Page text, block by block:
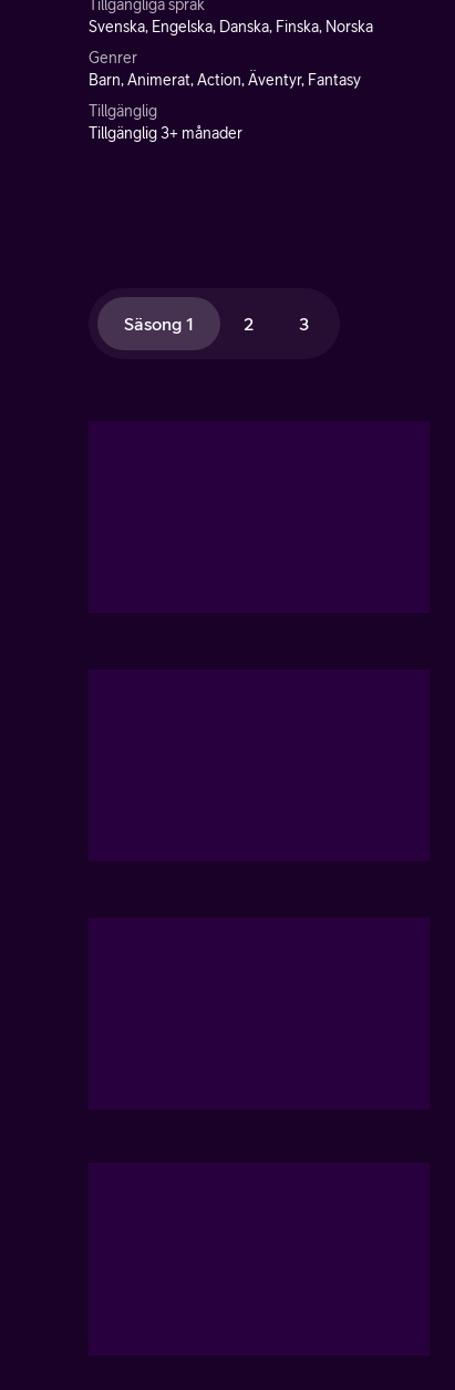
Tillgängliga språk
Svenska, Engelska, Danska, Finska, Norska
Genrer
Barn, Animerat, Action, Äventyr, Fantasy
Tillgänglig
Tillgänglig 3+ månader
Säsong 1 2 3